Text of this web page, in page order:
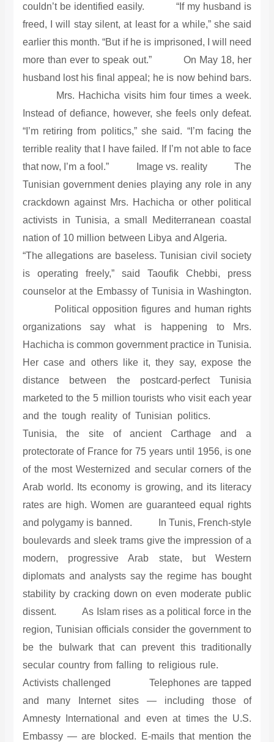
couldn’t be identified easily. “If my husband is
freed, I will stay silent, at least for a while,” she said
earlier this month. “But if he is imprisoned, I will need
more than ever to speak out.” On May 18, her
husband lost his final appeal; he is now behind bars.
Mrs. Hachicha visits him four times a week.
Instead of defiance, however, she feels only defeat.
“I’m retiring from politics,” she said. “I’m facing the
terrible reality that I have failed. If I’m not able to face
that now, I’m a fool.” Image vs. reality The
Tunisian government denies playing any role in any
crackdown against Mrs. Hachicha or other political
activists in Tunisia, a small Mediterranean coastal
nation of 10 million between Libya and Algeria.
“The allegations are baseless. Tunisian civil society
is operating freely,” said Taoufik Chebbi, press
counselor at the Embassy of Tunisia in Washington.
Political opposition figures and human rights
organizations say what is happening to Mrs.
Hachicha is common government practice in Tunisia.
Her case and others like it, they say, expose the
distance between the postcard-perfect Tunisia
marketed to the 5 million tourists who visit each year
and the tough reality of Tunisian politics.
Tunisia, the site of ancient Carthage and a
protectorate of France for 75 years until 1956, is one
of the most Westernized and secular corners of the
Arab world. Its economy is growing, and its literacy
rates are high. Women are guaranteed equal rights
and polygamy is banned. In Tunis, French-style
boulevards and sleek trams give the impression of a
modern, progressive Arab state, but Western
diplomats and analysts say the regime has bought
stability by cracking down on even moderate public
dissent. As Islam rises as a political force in the
region, Tunisian officials consider the government to
be the bulwark that can prevent this traditionally
secular country from falling to religious rule.
Activists challenged Telephones are tapped
and many Internet sites — including those of
Amnesty International and even at times the U.S.
Embassy — are blocked. E-mails that mention the